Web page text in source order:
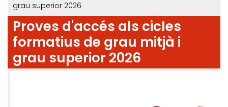
grau superior 2026
Proves d'accés als cicles
formatius de grau mitjà i
grau superior 2026